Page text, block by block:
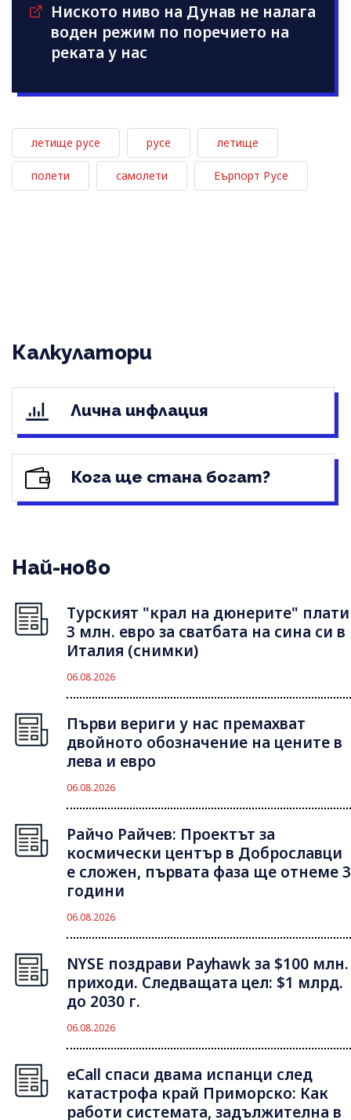
Ниското ниво на Дунав не налага
воден режим по поречието на
реката у нас
летище русе русе летище
полети самолети Еърпорт Русе
Калкулатори
Лична инфлация
Кога ще стана богат?
Най-ново
Турският "крал на дюнерите" плати
3 млн. евро за сватбата на сина си в
Италия (снимки)
06.08.2026
Първи вериги у нас премахват
двойното обозначение на цените в
лева и евро
06.08.2026
Райчо Райчев: Проектът за
космически център в Доброславци
е сложен, първата фаза ще отнеме 3
години
06.08.2026
NYSE поздрави Payhawk за $100 млн.
приходи. Следващата цел: $1 млрд.
до 2030 г.
06.08.2026
eCall спаси двама испанци след
катастрофа край Приморско: Как
работи системата, задължителна в